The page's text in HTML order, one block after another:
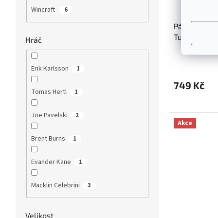
Wincraft 6
Hráč
Erik Karlsson 1
Tomas Hertl 1
Joe Pavelski 2
Brent Burns 1
Evander Kane 1
Macklin Celebrini 3
Velikost
Pánská
Tuscaloosa
749 Kč
Akce